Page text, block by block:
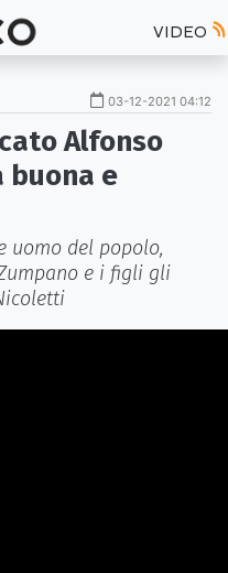
VIDEO
03-12-2021 04:12
Alfonso
buona e
uomo del popolo,
e i figli gli